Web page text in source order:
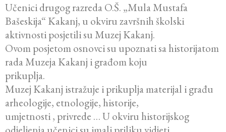
Učenici drugog razreda O.Š. „Mula Mustafa
Bašeskija“ Kakanj, u okviru završnih školski
aktivnosti posjetili su Muzej Kakanj.
Ovom posjetom osnovci su upoznati sa historijatom
rada Muzeja Kakanj i građom koju
prikuplja.
Muzej Kakanj istražuje i prikuplja materijal i građu
arheologije, etnologije, historije,
umjetnosti , privrede … U okviru historijskog